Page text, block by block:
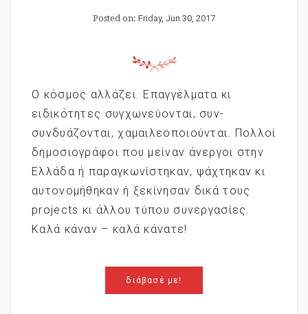
Posted on: Friday, Jun 30, 2017
Ο κόσμος αλλάζει. Επαγγέλματα κι
ειδικότητες συγχωνεύονται, συν-
συνδυάζονται, χαμαιλεοποιούνται. Πολλοί
δημοσιογράφοι που μείναν άνεργοι στην
Ελλάδα ή παραγκωνίστηκαν, ψάχτηκαν κι
αυτονομήθηκαν ή ξεκίνησαν δικά τους
projects κι άλλου τύπου συνεργασίες.
Καλά κάναν – καλά κάνατε!
διάβασέ με!